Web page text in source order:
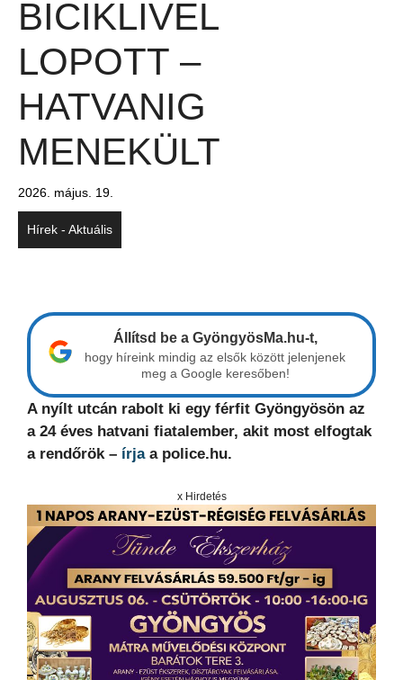
BICIKLIVEL
LOPOTT –
HATVANIG
MENEKÜLT
2026. május. 19.
Hírek - Aktuális
Állítsd be a GyöngyösMa.hu-t,
hogy híreink mindig az elsők között jelenjenek
meg a Google keresőben!
A nyílt utcán rabolt ki egy férfit Gyöngyösön az
a 24 éves hatvani fiatalember, akit most elfogtak
a rendőrök – írja a police.hu.
x Hirdetés